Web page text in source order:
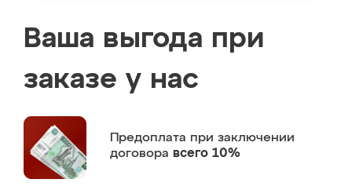
Ваша выгода при
заказе у нас
Предоплата при заключении
договора всего 10%